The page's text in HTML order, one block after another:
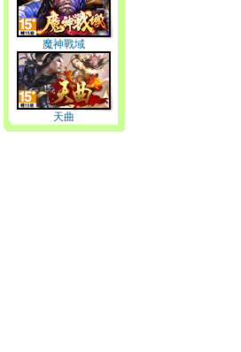
魔神戰域
天曲